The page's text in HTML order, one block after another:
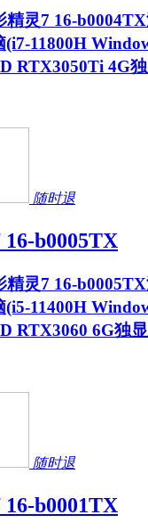
精灵7 16-
11800H
RTX3050Ti 4G
随时退
16-b0005TX
精灵7 16-
11400H
RTX3060 6G独
随时退
16-b0001TX